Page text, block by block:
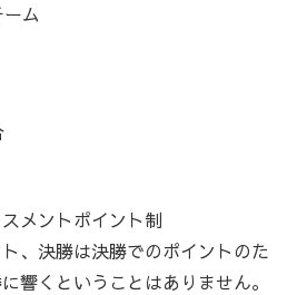
ム
メントポイント制
、決勝は決勝でのポイントのた
響くということはありません。